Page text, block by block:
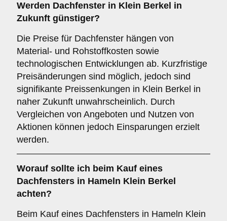
Werden Dachfenster in Klein Berkel in
Zukunft günstiger?
Die Preise für Dachfenster hängen von
Material- und Rohstoffkosten sowie
technologischen Entwicklungen ab. Kurzfristige
Preisänderungen sind möglich, jedoch sind
signifikante Preissenkungen in Klein Berkel in
naher Zukunft unwahrscheinlich. Durch
Vergleichen von Angeboten und Nutzen von
Aktionen können jedoch Einsparungen erzielt
werden.
Worauf sollte ich beim Kauf eines
Dachfensters in Hameln Klein Berkel
achten?
Beim Kauf eines Dachfensters in Hameln Klein